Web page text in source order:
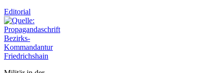
Editorial
Bezirks-
Kommandantur
Friedrichshain